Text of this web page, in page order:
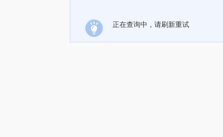
正在查询中，请刷新重试